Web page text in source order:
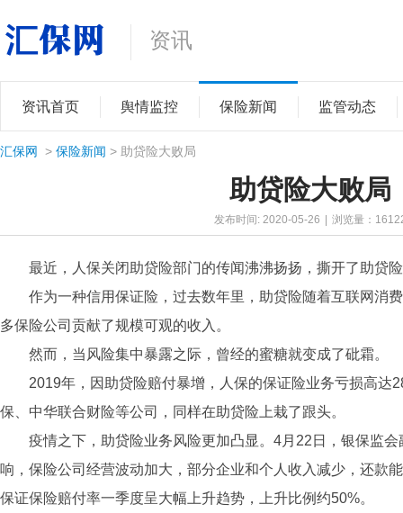
资讯
资讯首页 舆情监控 保险新闻 监管动态
汇保网 > 保险新闻 > 助贷险大败局
助贷险大败局
发布时间: 2020-05-26 浏览量：
最近，人保关闭助贷险部门的传闻沸沸扬扬，撕开了助贷
作为一种信用保证险，过去数年里，助贷险随着互联网消
多保险公司贡献了规模可观的收入。
然而，当风险集中暴露之际，曾经的蜜糖就变成了砒霜。
2019年，因助贷险赔付暴增，人保的保证险业务亏损高达
保、中华联合财险等公司，同样在助贷险上栽了跟头。
疫情之下，助贷险业务风险更加凸显。4月22日，银保监
响，保险公司经营波动加大，部分企业和个人收入减少，还款
保证保险赔付率一季度呈大幅上升趋势，上升比例约50%。